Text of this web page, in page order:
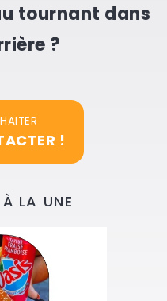
tournant dans
?
!
À LA UNE